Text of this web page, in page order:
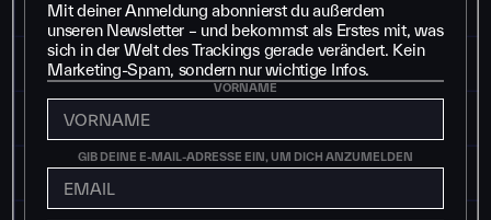
Mit deiner Anmeldung abonnierst du außerdem
unseren Newsletter – und bekommst als Erstes mit, was
sich in der Welt des Trackings gerade verändert. Kein
Marketing-Spam, sondern nur wichtige Infos.
VORNAME
GIB DEINE E-MAIL-ADRESSE EIN, UM DICH ANZUMELDEN